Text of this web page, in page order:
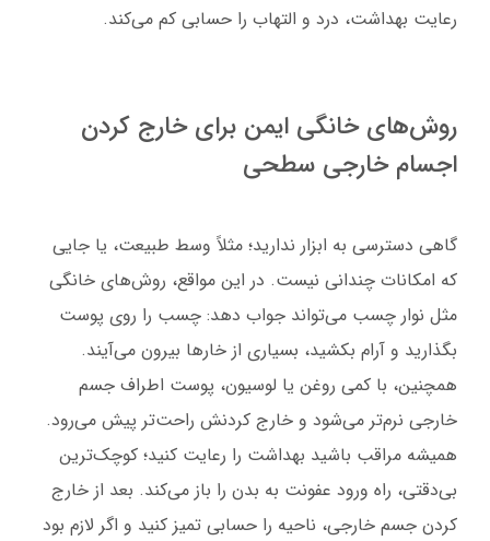
رعایت بهداشت، درد و التهاب را حسابی کم می‌کند.
روش‌های خانگی ایمن برای خارج کردن
اجسام خارجی سطحی
گاهی دسترسی به ابزار ندارید؛ مثلاً وسط طبیعت، یا جایی
که امکانات چندانی نیست. در این مواقع، روش‌های خانگی
مثل نوار چسب می‌تواند جواب دهد: چسب را روی پوست
بگذارید و آرام بکشید، بسیاری از خارها بیرون می‌آیند.
همچنین، با کمی روغن یا لوسیون، پوست اطراف جسم
خارجی نرم‌تر می‌شود و خارج کردنش راحت‌تر پیش می‌رود.
همیشه مراقب باشید بهداشت را رعایت کنید؛ کوچک‌ترین
بی‌دقتی، راه ورود عفونت به بدن را باز می‌کند. بعد از خارج
کردن جسم خارجی، ناحیه را حسابی تمیز کنید و اگر لازم بود